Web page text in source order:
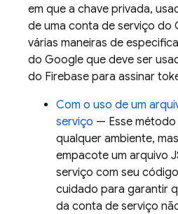
em que a chave privada,
de uma conta de serviço do
várias maneiras de
do Google que deve ser
do Firebase para assinar
Com o uso de um
serviço — Esse
qualquer ambiente,
empacote um arquivo
serviço com seu
cuidado para garantir
da conta de serviço